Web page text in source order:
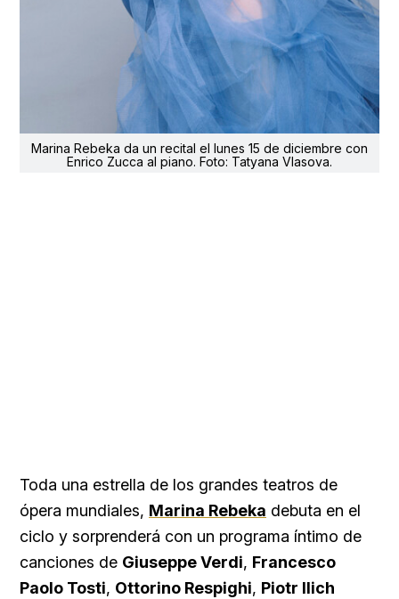
Marina Rebeka da un recital el lunes 15 de diciembre con
Enrico Zucca al piano. Foto: Tatyana Vlasova.
Toda una estrella de los grandes teatros de
ópera mundiales, Marina Rebeka debuta en el
ciclo y sorprenderá con un programa íntimo de
canciones de Giuseppe Verdi, Francesco
Paolo Tosti, Ottorino Respighi, Piotr Ilich